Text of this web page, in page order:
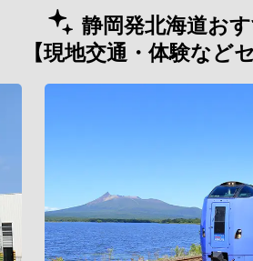
静岡発北海道お
【現地交通・体験など